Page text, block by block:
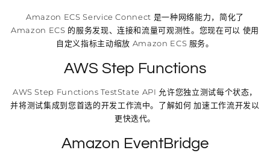
Amazon ECS Service Connect 是一种网络能力，简化了
Amazon ECS 的服务发现、连接和流量可观测性。您现在可以 使用
自定义指标主动缩放 Amazon ECS 服务。
AWS Step Functions
AWS Step Functions TestState API 允许您独立测试每个状态，
并将测试集成到您首选的开发工作流中。了解如何 加速工作流开发以
更快迭代。
Amazon EventBridge